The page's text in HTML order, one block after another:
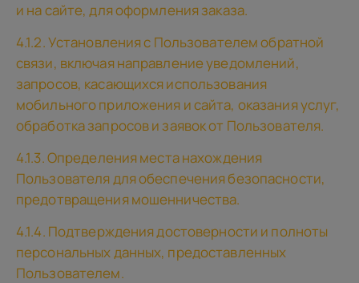
и на сайте, для оформления заказа.
4.1.2. Установления с Пользователем обратной
связи, включая направление уведомлений,
запросов, касающихся использования
мобильного приложения и сайта, оказания услуг,
обработка запросов и заявок от Пользователя.
4.1.3. Определения места нахождения
Пользователя для обеспечения безопасности,
предотвращения мошенничества.
4.1.4. Подтверждения достоверности и полноты
персональных данных, предоставленных
Пользователем.